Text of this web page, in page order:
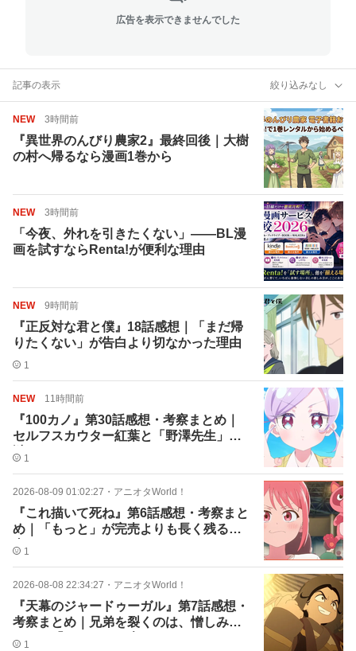
広告を表示できませんでした
記事の表示 絞り込みなし
NEW 3時間前
『異世界のんびり農家2』最終回後｜大樹
の村へ帰るなら漫画1巻から
NEW 3時間前
「今夜、外れを引きたくない」――BL漫
画を試すならRenta!が便利な理由
NEW 9時間前
『正反対な君と僕』18話感想｜「まだ帰
りたくない」が告白より切なかった理由
1
NEW 11時間前
『100カノ』第30話感想・考察まとめ｜
セルフスカウター紅葉と「野澤先生」の
謎1
2026-08-09 01:02:27 ・ アニオタWorld！
『これ描いて死ね』第6話感想・考察まと
め｜「もっと」が完売よりも長く残る理
由1
2026-08-08 22:34:27 ・ アニオタWorld！
『天幕のジャードゥーガル』第7話感想・
考察まとめ｜兄弟を裂くのは、憎しみで
はなく「もしも」の声
1